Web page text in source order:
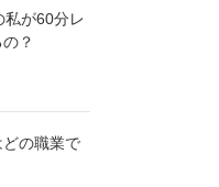
私が60分レ
？
の職業で